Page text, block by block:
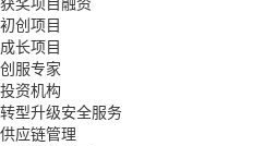
初创项目
成长项目
创服专家
投资机构
转型升级安全服务
供应链管理